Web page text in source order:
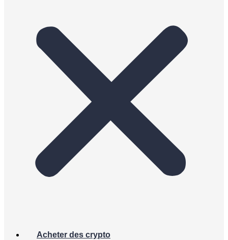
Acheter des crypto